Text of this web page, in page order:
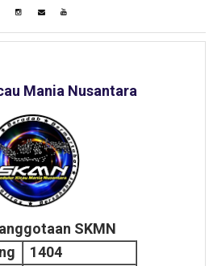
Mania Nusantara
SKMN
1404